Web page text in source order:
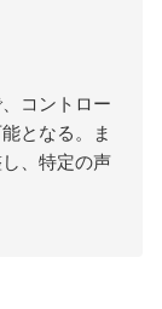
コントロー
となる。ま
、特定の声